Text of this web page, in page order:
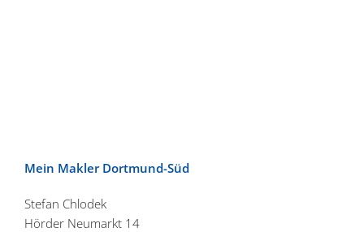
Mein Makler Dortmund-Süd
Stefan Chlodek
Hörder Neumarkt 14